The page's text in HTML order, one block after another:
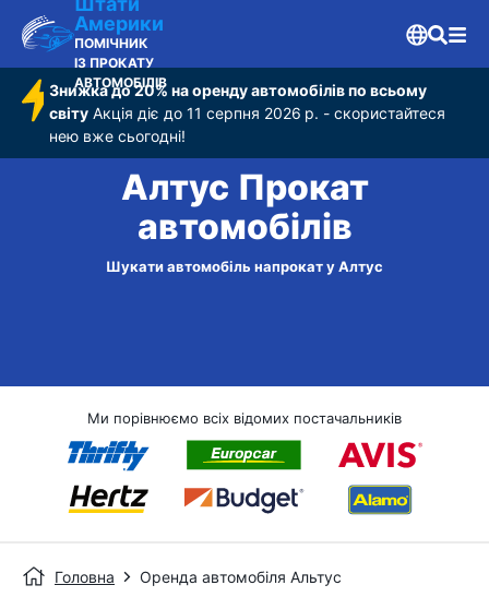
Америки
ПОМІЧНИК
ІЗ ПРОКАТУ
АВТОМОБІЛІВ
Знижка до 20% на оренду автомобілів по всьому
світу Акція діє до 11 серпня 2026 р. - скористайтеся
нею вже сьогодні!
Алтус Прокат
автомобілів
Шукати автомобіль напрокат у Алтус
Ми порівнюємо всіх відомих постачальників
Головна Оренда автомобіля Альтус